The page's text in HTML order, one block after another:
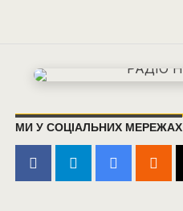
МИ У СОЦІАЛЬНИХ МЕРЕЖАХ